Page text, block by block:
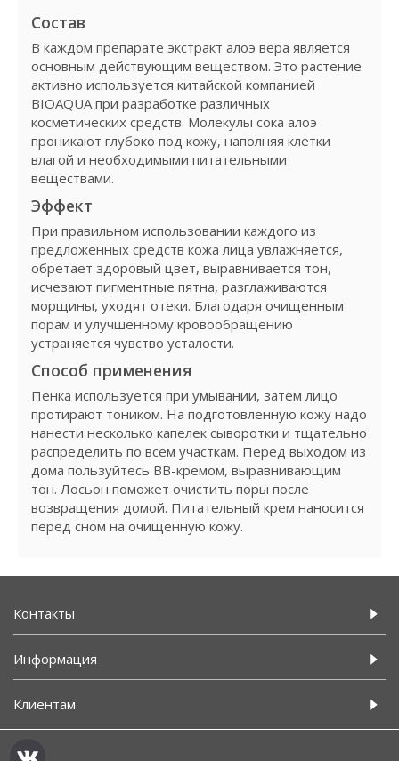
Состав
В каждом препарате экстракт алоэ вера является
основным действующим веществом. Это растение
активно используется китайской компанией
BIOAQUA при разработке различных
косметических средств. Молекулы сока алоэ
проникают глубоко под кожу, наполняя клетки
влагой и необходимыми питательными
веществами.
Эффект
При правильном использовании каждого из
предложенных средств кожа лица увлажняется,
обретает здоровый цвет, выравнивается тон,
исчезают пигментные пятна, разглаживаются
морщины, уходят отеки. Благодаря очищенным
порам и улучшенному кровообращению
устраняется чувство усталости.
Способ применения
Пенка используется при умывании, затем лицо
протирают тоником. На подготовленную кожу надо
нанести несколько капелек сыворотки и тщательно
распределить по всем участкам. Перед выходом из
дома пользуйтесь ВВ-кремом, выравнивающим
тон. Лосьон поможет очистить поры после
возвращения домой. Питательный крем наносится
перед сном на очищенную кожу.
Контакты
Информация
Клиентам